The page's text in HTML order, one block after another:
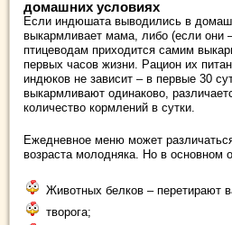
домашних условиях
Если индюшата выводились в
выкармливает мама, либо (если они
птицеводам приходится самим
первых часов жизни. Рацион их
индюков не зависит – в первые 30
выкармливают одинаково,
количество кормлений в сутки.
Ежедневное меню может
возраста молодняка. Но в основном
Животных белков – перетирают
творога;